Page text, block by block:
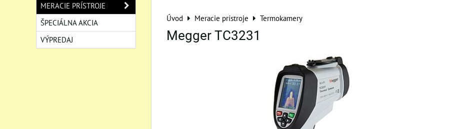
Úvod Meracie prístroje Termokamery
Megger TC3231
MERACIE PRÍSTROJE
ŠPECIÁLNA AKCIA
VÝPREDAJ